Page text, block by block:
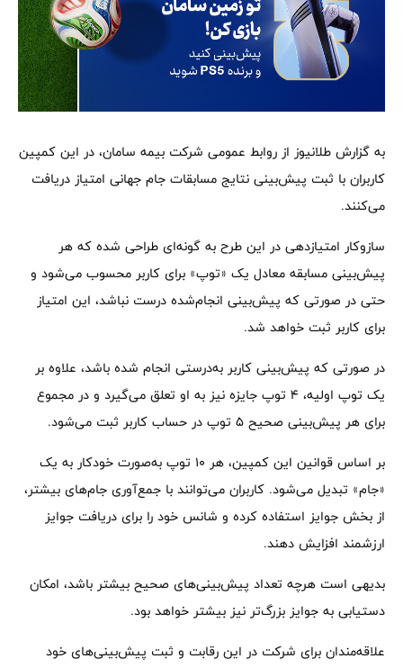
به گزارش طلانیوز از روابط عمومی شرکت بیمه سامان، در این کمپین
کاربران با ثبت پیش‌بینی نتایج مسابقات جام جهانی امتیاز دریافت
می‌کنند.
سازوکار امتیازدهی در این طرح به گونه‌ای طراحی شده که هر
پیش‌بینی مسابقه معادل یک «توپ» برای کاربر محسوب می‌شود و
حتی در صورتی که پیش‌بینی انجام‌شده درست نباشد، این امتیاز
برای کاربر ثبت خواهد شد.
در صورتی که پیش‌بینی کاربر به‌درستی انجام شده باشد، علاوه بر
یک توپ اولیه، 4 توپ جایزه نیز به او تعلق می‌گیرد و در مجموع
برای هر پیش‌بینی صحیح 5 توپ در حساب کاربر ثبت می‌شود.
بر اساس قوانین این کمپین، هر 10 توپ به‌صورت خودکار به یک
«جام» تبدیل می‌شود. کاربران می‌توانند با جمع‌آوری جام‌های بیشتر،
از بخش جوایز استفاده کرده و شانس خود را برای دریافت جوایز
ارزشمند افزایش دهند.
بدیهی است هرچه تعداد پیش‌بینی‌های صحیح بیشتر باشد، امکان
دستیابی به جوایز بزرگ‌تر نیز بیشتر خواهد بود.
علاقه‌مندان برای شرکت در این رقابت و ثبت پیش‌بینی‌های خود